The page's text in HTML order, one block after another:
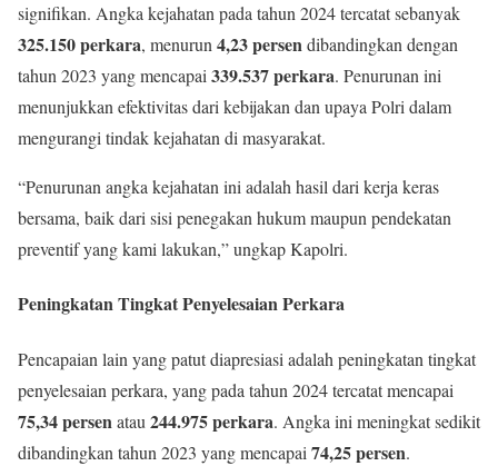
signifikan. Angka kejahatan pada tahun 2024 tercatat sebanyak
325.150 perkara, menurun4,23 persendibandingkan dengan
tahun 2023 yang mencapai339.537 perkara. Penurunan ini
menunjukkan efektivitas dari kebijakan dan upaya Polri dalam
mengurangi tindak kejahatan di masyarakat.
“Penurunan angka kejahatan ini adalah hasil dari kerja keras
bersama, baik dari sisi penegakan hukum maupun pendekatan
preventif yang kami lakukan,” ungkap Kapolri.
Peningkatan Tingkat Penyelesaian Perkara
Pencapaian lain yang patut diapresiasi adalah peningkatan tingkat
penyelesaian perkara, yang pada tahun 2024 tercatat mencapai
75,34 persenatau 244.975 perkara. Angka ini meningkat sedikit
dibandingkan tahun 2023 yang mencapai 74,25 persen.